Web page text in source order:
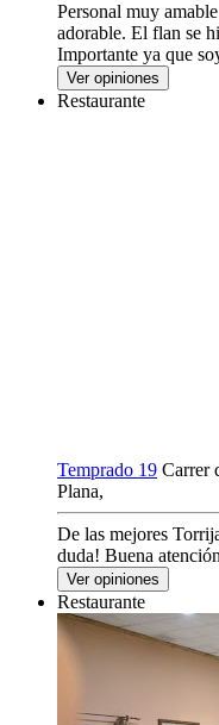
Personal muy
adorable. El flan se
Importante ya que
Ver opiniones
Restaurante
Temprado 19 Carrer
Plana,
De las mejores
duda! Buena
Ver opiniones
Restaurante